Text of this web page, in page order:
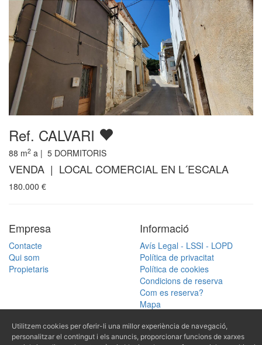
Ref. CALVARI
88 m2 a | 5 DORMITORIS
VENDA | LOCAL COMERCIAL EN L´ESCALA
180.000 €
Empresa
Contacte
Qui som
Propietaris
Informació
Avís Legal - LSSI - LOPD
Política de privacitat
Política de cookies
Condicions de reserva
Com es reserva?
Mapa
Cercar (+34) 972 770
Utilitzem cookies per oferir-li una millor experiència de navegació,
personalitzar el contingut i els anuncis, proporcionar funcions de xarxes